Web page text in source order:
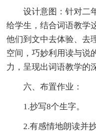
设计意图：针对二年
给学生，结合词语教学
他们到文中去体验、去
空间，巧妙利用读与说
力，呈现出词语教学的
六、布置作业：
1.抄写8个生字。
2.有感情地朗读并抄